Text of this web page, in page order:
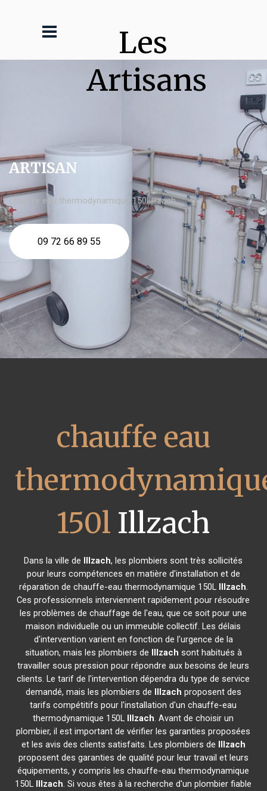
Les
Artisans
ARTISAN
chauffe eau thermodynamique 150l Illzach
09 72 66 89 55
chauffe eau
150l Illzach
Dans la ville de Illzach, les plombiers sont très sollicités
pour leurs compétences en matière d'installation et de
réparation de chauffe-eau thermodynamique 150L Illzach.
Ces professionnels interviennent rapidement pour résoudre
les problèmes de chauffage de l'eau, que ce soit pour une
maison individuelle ou un immeuble collectif. Les délais
d'intervention varient en fonction de l'urgence de la
situation, mais les plombiers de Illzach sont habitués à
travailler sous pression pour répondre aux besoins de leurs
clients. Le tarif de l'intervention dépendra du type de service
demandé, mais les plombiers de Illzach proposent des
tarifs compétitifs pour l'installation d'un chauffe-eau
thermodynamique 150L Illzach. Avant de choisir un
plombier, il est important de vérifier les garanties proposées
et les avis des clients satisfaits. Les plombiers de Illzach
proposent des garanties de qualité pour leur travail et leurs
équipements, y compris les chauffe-eau thermodynamique
150L Illzach. Si vous êtes à la recherche d'un plombier fiable